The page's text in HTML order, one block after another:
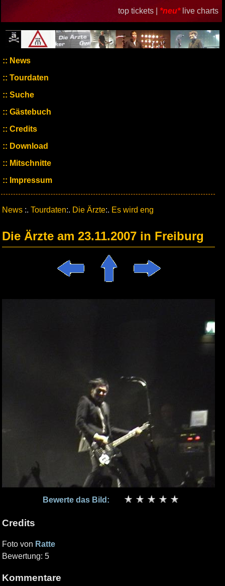
top tickets | *neu* live charts
News
Tourdaten
Suche
Gästebuch
Credits
Download
Mitschnitte
Impressum
News :. Tourdaten:. Die Ärzte:. Es wird eng
Die Ärzte am 23.11.2007 in Freiburg
Bewerte das Bild:
Credits
Foto von Ratte
Bewertung: 5
Kommentare